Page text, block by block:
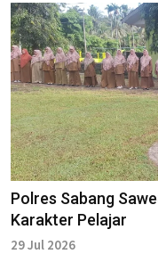
Polres Sabang
Karakter Pelajar
29 Jul 2026